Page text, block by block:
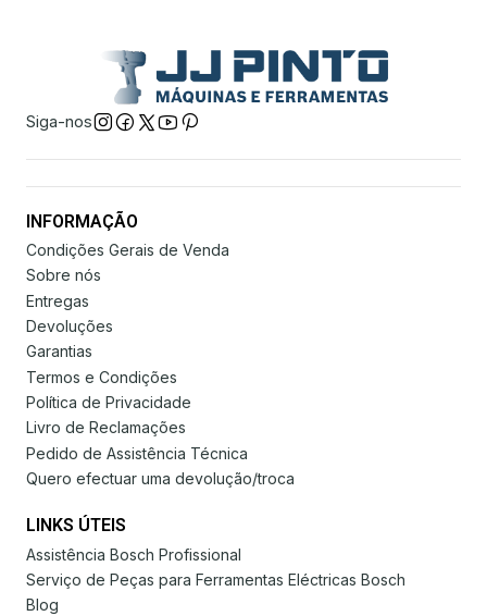
Siga-nos
INFORMAÇÃO
Condições Gerais de Venda
Sobre nós
Entregas
Devoluções
Garantias
Termos e Condições
Política de Privacidade
Livro de Reclamações
Pedido de Assistência Técnica
Quero efectuar uma devolução/troca
LINKS ÚTEIS
Assistência Bosch Profissional
Serviço de Peças para Ferramentas Eléctricas Bosch
Blog